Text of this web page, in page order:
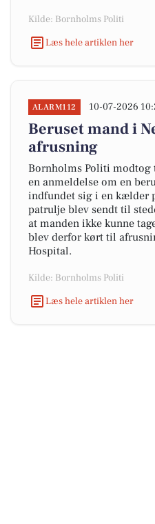
Kilde: Bornholms Politi
Læs hele artiklen her
ALARM112 10-07-2026
Beruset mand i
afrusning
Bornholms Politi modtog
en anmeldelse om en
indfundet sig i en kælder
patrulje blev sendt til
at manden ikke kunne
blev derfor kørt til
Hospital.
Kilde: Bornholms Politi
Læs hele artiklen her